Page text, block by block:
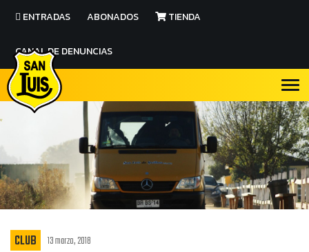
ENTRADAS ABONADOS TIENDA
CANAL DE DENUNCIAS
CLUB 13 marzo, 2018